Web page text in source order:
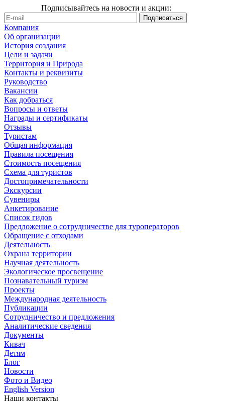
Подписывайтесь на новости и акции:
Компания
Об организации
История создания
Цели и задачи
Территория и Природа
Контакты и реквизиты
Руководство
Вакансии
Как добраться
Вопросы и ответы
Награды и сертификаты
Отзывы
Туристам
Общая информация
Правила посещения
Стоимость посещения
Схема для туристов
Достопримечательности
Экскурсии
Сувениры
Анкетирование
Список гидов
Предложение о сотрудничестве для туроператоров
Обращение с отходами
Деятельность
Охрана территории
Научная деятельность
Экологическое просвещение
Познавательный туризм
Проекты
Международная деятельность
Публикации
Сотрудничество и предложения
Аналитические сведения
Документы
Кивач
Детям
Блог
Новости
Фото и Видео
English Version
Наши контакты